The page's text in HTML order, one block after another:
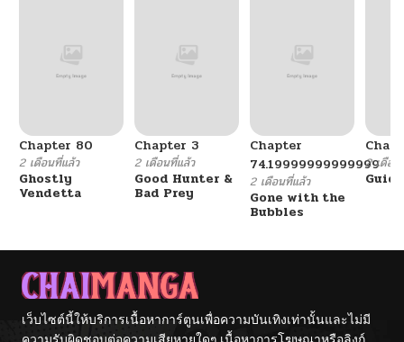
Chapter 80
2 เดือนที่แล้ว
Ghostly
Vendetta
Chapter 3
2 เดือนที่แล้ว
Good Hunter &
Bad Prey
Chapter
74.19999999999999
2 เดือนที่แล้ว
Gone with the
Bubbles
2 เดือน
เว็บไซต์นี้ให้บริการเนื้อหาการ์ตูนเพื่อความบันเทิงเท่านั้นและไม่มี